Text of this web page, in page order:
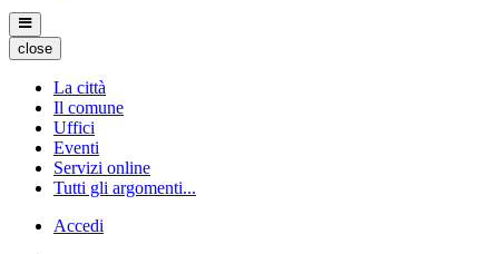
close
La città
Il comune
Uffici
Eventi
Servizi online
Tutti gli argomenti...
Accedi